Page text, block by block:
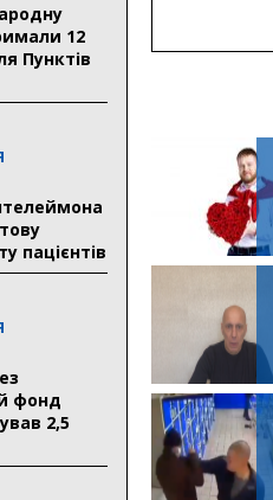
12
Пунктів
пацієнтів
фонд
2,5